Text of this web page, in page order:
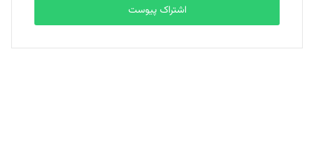
بابک نقاش
تحریریه
اشتراک پیوست